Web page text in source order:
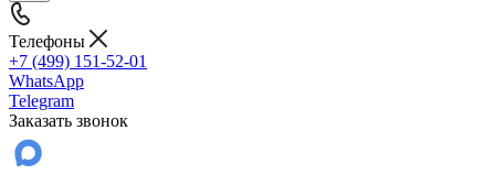
Телефоны
+7 (499) 151-52-01
WhatsApp
Telegram
Заказать звонок